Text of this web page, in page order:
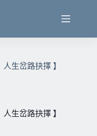
生岔路抉擇 】
生岔路抉擇 】